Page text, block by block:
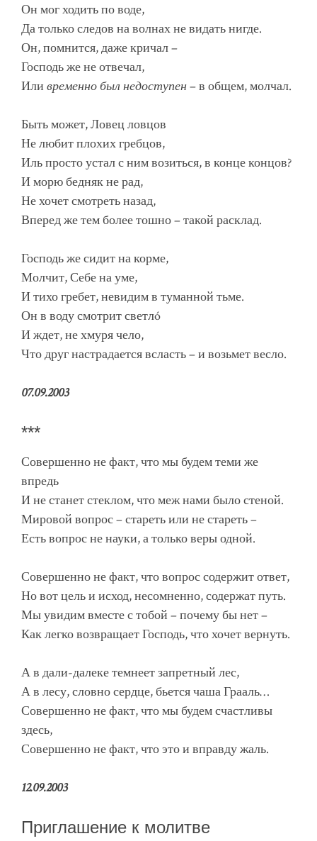
Он мог ходить по воде,
Да только следов на волнах не видать нигде.
Он, помнится, даже кричал –
Господь же не отвечал,
Или временно был недоступен– в общем, молчал.
Быть может, Ловец ловцов
Не любит плохих гребцов,
Иль просто устал с ним возиться, в конце концов?
И морю бедняк не рад,
Не хочет смотреть назад,
Вперед же тем более тошно – такой расклад.
Господь же сидит на корме,
Молчит, Себе на уме,
И тихо гребет, невидим в туманной тьме.
Он в воду смотрит светлó
И ждет, не хмуря чело,
Что друг настрадается всласть – и возьмет весло.
07.09.2003
***
Совершенно не факт, что мы будем теми же
впредь
И не станет стеклом, что меж нами было стеной.
Мировой вопрос – стареть или не стареть –
Есть вопрос не науки, а только веры одной.
Совершенно не факт, что вопрос содержит ответ,
Но вот цель и исход, несомненно, содержат путь.
Мы увидим вместе с тобой – почему бы нет –
Как легко возвращает Господь, что хочет вернуть.
А в дали-далеке темнеет запретный лес,
А в лесу, словно сердце, бьется чаша Грааль…
Совершенно не факт, что мы будем счастливы
здесь,
Совершенно не факт, что это и вправду жаль.
12.09.2003
Приглашение к молитве